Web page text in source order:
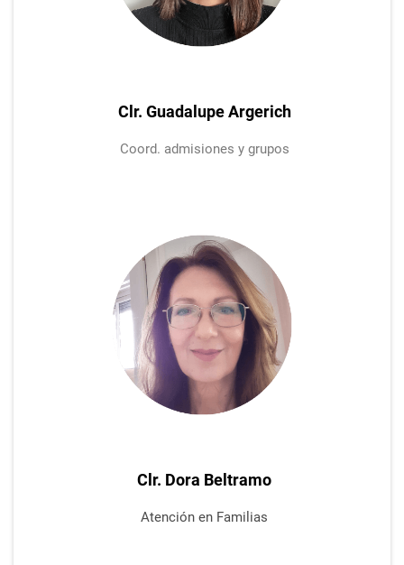
Clr. Guadalupe Argerich
Coord. admisiones y grupos
Clr. Dora Beltramo
Atención en Familias